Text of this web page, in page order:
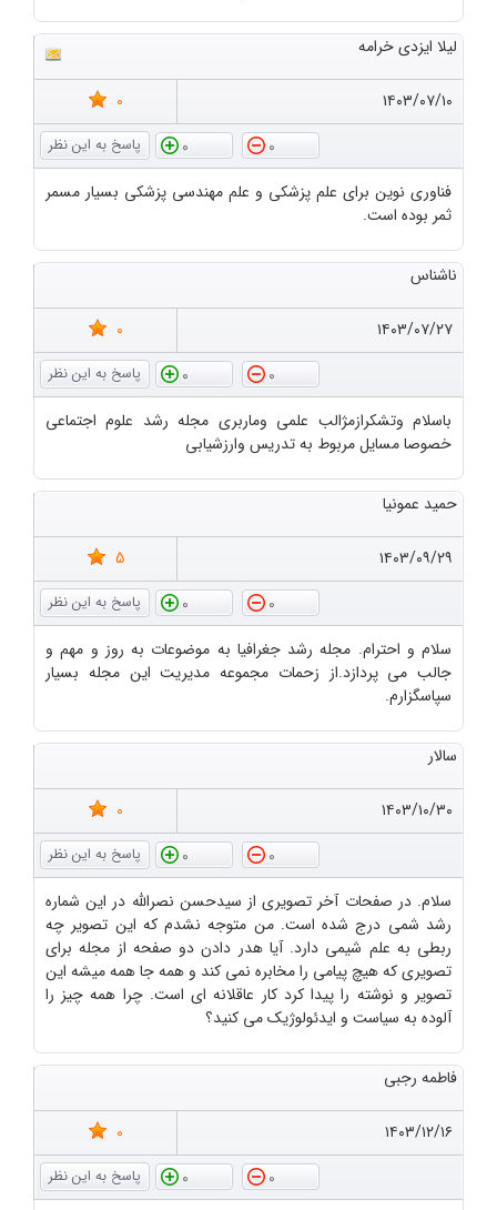
لیلا ایزدی خرامه
۱۴۰۳/۰۷/۱۰
0
0
0
فناوری نوین برای علم پزشکی و علم مهندسی پزشکی بسیار مسمر
ثمر بوده است.
ناشناس
۱۴۰۳/۰۷/۲۷
0
0
0
باسلام وتشکرازمژالب علمی وماربری مجله رشد علوم اجتماعی
خصوصا مسایل مربوط به تدریس وارزشیابی
حمید عمونیا
۱۴۰۳/۰۹/۲۹
5
0
0
سلام و احترام. مجله رشد جغرافیا به موضوعات به روز و مهم و
جالب می پردازد.از زحمات مجموعه مدیریت این مجله بسیار
سپاسگزارم.
سالار
۱۴۰۳/۱۰/۳۰
0
0
0
سلام. در صفحات آخر تصویری از سیدحسن نصرالله در این شماره
رشد شمی درج شده است. من متوجه نشدم که این تصویر چه
ربطی به علم شیمی دارد. آیا هدر دادن دو صفحه از مجله برای
تصویری که هیچ پیامی را مخابره نمی کند و همه جا همه میشه این
تصویر و نوشته را پیدا کرد کار عاقلانه ای است. چرا همه چیز را
آلوده به سیاست و ایدئولوژیک می کنید؟
فاطمه رجبی
۱۴۰۳/۱۲/۱۶
0
0
0